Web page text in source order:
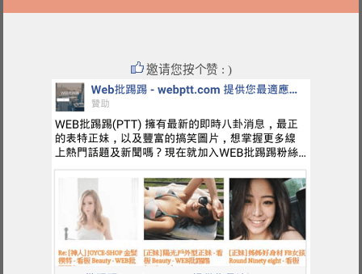
邀请您按个赞 : )